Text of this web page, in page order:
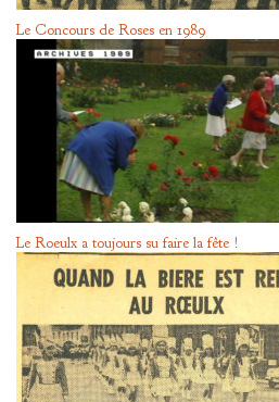
Le Concours de Roses en 1989
Le Roeulx a toujours su faire la fête !